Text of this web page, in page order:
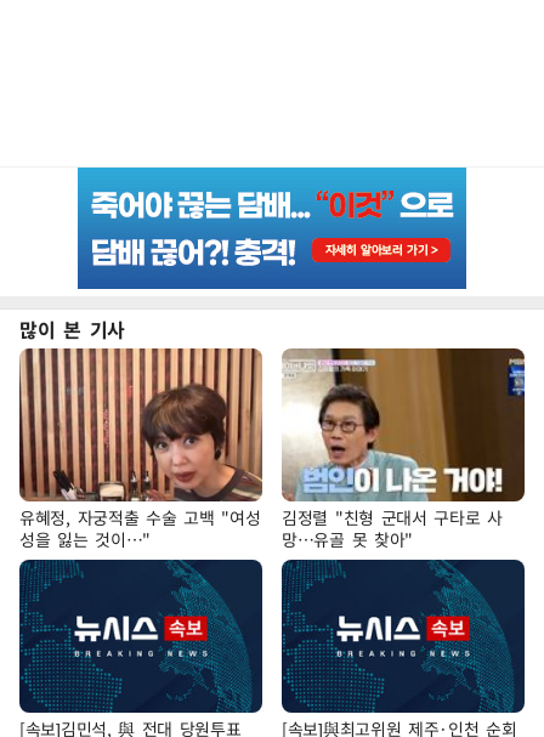
많이 본 기사
유혜정, 자궁적출 수술 고백 "여성
성을 잃는 것이…"
김정렬 "친형 군대서 구타로 사
망…유골 못 찾아"
[속보]김민석, 與 전대 당원투표 [속보]與최고위원 제주·인천 순회